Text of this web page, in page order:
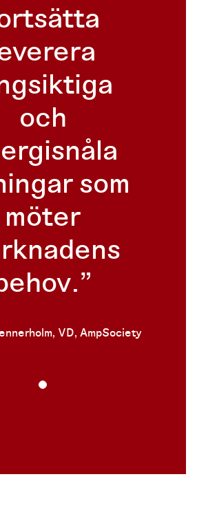
och
som
möter
VD, AmpSociety